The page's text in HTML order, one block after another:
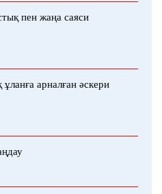
пен жаңа саяси
арналған әскери